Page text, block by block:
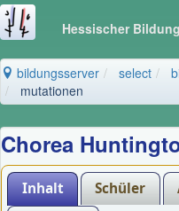
Hessischer
bildungsserver select
mutationen
Chorea
Inhalt Schüler